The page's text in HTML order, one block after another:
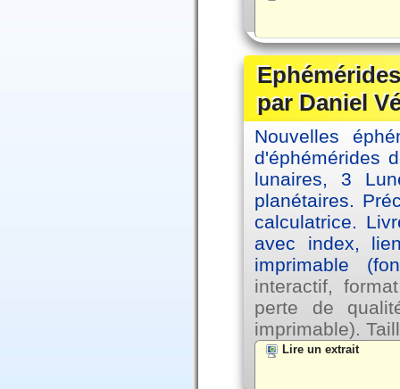
par Daniel
Nouvelles
d'éphémérides
lunaires, 3
planétaires.
calculatrice.
avec index,
imprimable
interactif,
perte de
imprimable).
Lire un extrait